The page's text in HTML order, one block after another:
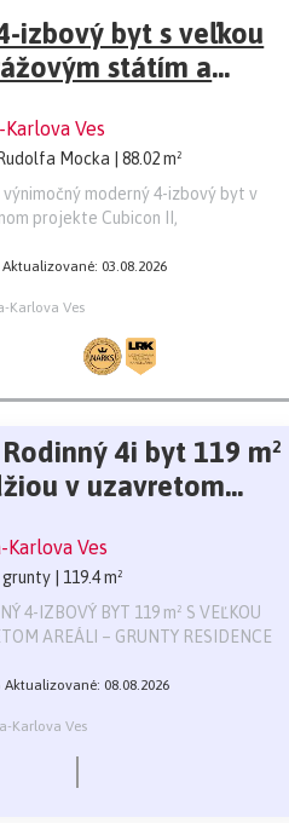
izbový byt s veľkou
státím a
Ves
Mocka
| 88.02 m²
moderný 4-izbový byt v
projekte Cubicon II,
Aktualizované: 03.08.2026
Karlova Ves
Rodinný 4i byt 119 m²
v uzavretom
Ves
| 119.4 m²
4-IZBOVÝ BYT 119 m² S VEĽKOU
AREÁLI – GRUNTY RESIDENCE
Aktualizované: 08.08.2026
Karlova Ves